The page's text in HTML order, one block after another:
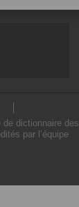
dictionnaire des
par l’équipe